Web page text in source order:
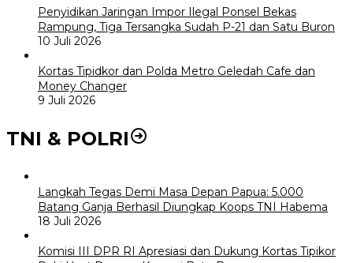
Penyidikan Jaringan Impor Ilegal Ponsel Bekas
Rampung, Tiga Tersangka Sudah P-21 dan Satu Buron
10 Juli 2026
Kortas Tipidkor dan Polda Metro Geledah Cafe dan
Money Changer
9 Juli 2026
TNI & POLRI
Langkah Tegas Demi Masa Depan Papua: 5.000
Batang Ganja Berhasil Diungkap Koops TNI Habema
18 Juli 2026
Komisi III DPR RI Apresiasi dan Dukung Kortas Tipikor